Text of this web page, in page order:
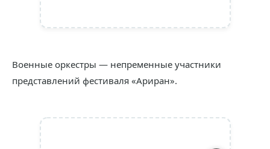
Военные оркестры — непременные участники
представлений фестиваля «Ариран».